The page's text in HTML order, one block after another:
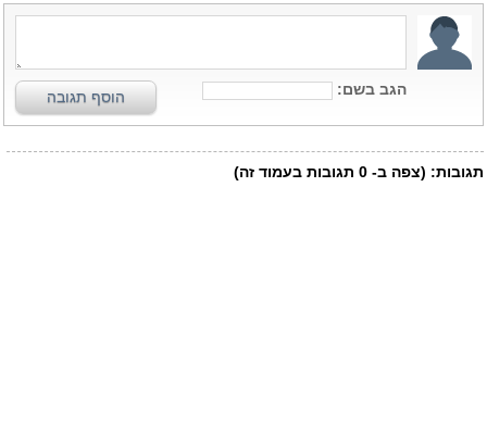
הגב בשם: הוסף תגובה
תגובות: (צפה ב- 0 תגובות בעמוד זה)